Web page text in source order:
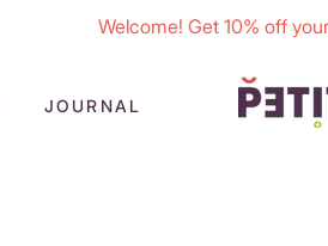
Welcome! Get 10% off
JOURNAL